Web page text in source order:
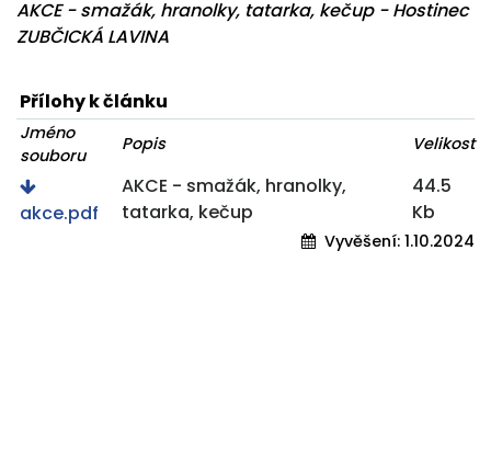
AKCE - smažák, hranolky, tatarka, kečup - Hostinec
ZUBČICKÁ LAVINA
Přílohy k článku
Jméno
souboru
Popis Velikost
akce.pdf
AKCE - smažák, hranolky,
tatarka, kečup
44.5
Kb
Vyvěšení: 1.10.2024